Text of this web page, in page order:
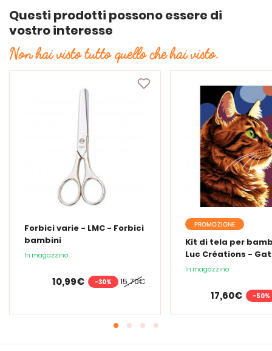
Questi prodotti possono essere di
vostro interesse
Non hai visto tutto quello che hai visto.
Forbici varie - LMC - Forbici
bambini
In magazzino
15,70€
10,99€ -30%
PROMOZIONE
Kit di tela per
Luc Créations -
In magazzino
17,60€ -50%